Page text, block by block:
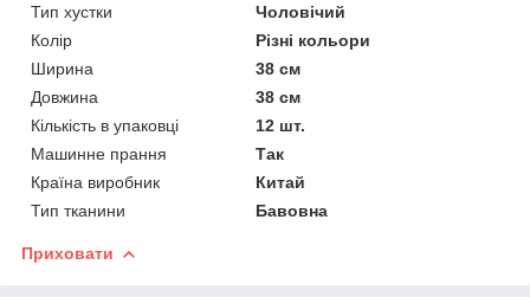
Тип хустки
Чоловічий
Колір
Різні кольори
Ширина
38 см
Довжина
38 см
Кількість в упаковці
12 шт.
Машинне прання
Так
Країна виробник
Китай
Тип тканини
Бавовна
Приховати